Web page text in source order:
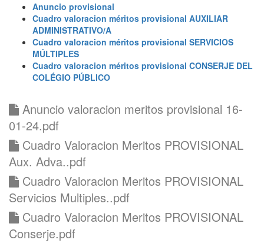
Anuncio provisional
Cuadro valoracion méritos provisional AUXILIAR
ADMINISTRATIVO/A
Cuadro valoracion méritos provisional SERVICIOS
MÚLTIPLES
Cuadro valoracion méritos provisional CONSERJE DEL
COLÉGIO PÚBLICO
Anuncio valoracion meritos provisional 16-
01-24.pdf
Cuadro Valoracion Meritos PROVISIONAL
Aux. Adva..pdf
Cuadro Valoracion Meritos PROVISIONAL
Servicios Multiples..pdf
Cuadro Valoracion Meritos PROVISIONAL
Conserje.pdf